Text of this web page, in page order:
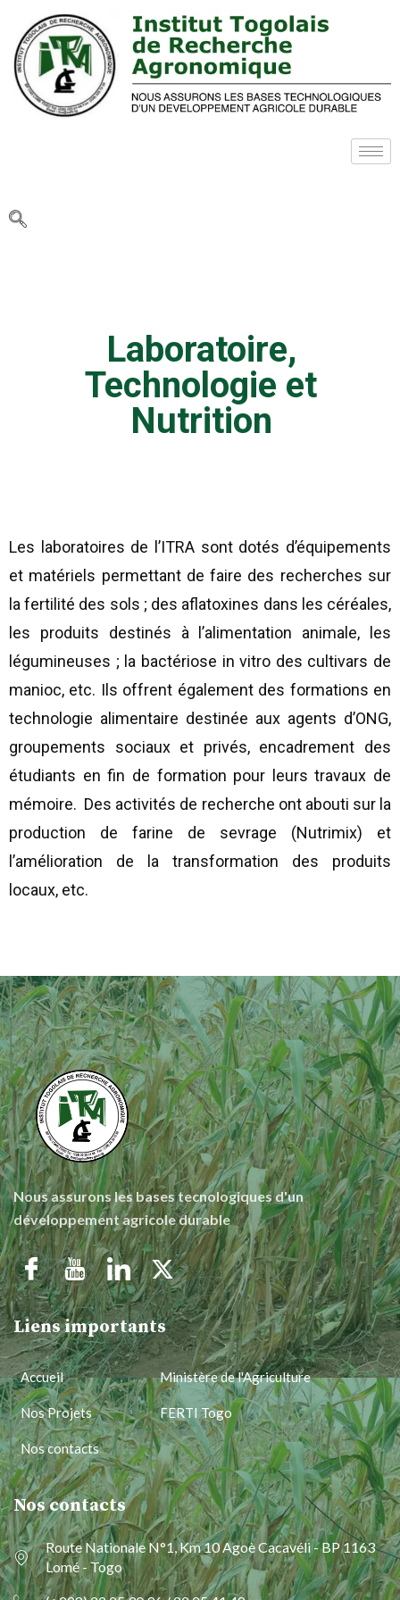
Laboratoire,
Technologie et
Nutrition
Les laboratoires de l’ITRA sont dotés d’équipements
et matériels permettant de faire des recherches sur
la fertilité des sols ; des aflatoxines dans les céréales,
les produits destinés à l’alimentation animale, les
légumineuses ; la bactériose in vitro des cultivars de
manioc, etc. Ils offrent également des formations en
technologie alimentaire destinée aux agents d’ONG,
groupements sociaux et privés, encadrement des
étudiants en fin de formation pour leurs travaux de
mémoire. Des activités de recherche ont abouti sur la
production de farine de sevrage (Nutrimix) et
l’amélioration de la transformation des produits
locaux, etc.
Nous assurons les bases tecnologiques d'un
développement agricole durable
Liens importants
Accueil
Nos Projets
Nos contacts
Ministère de l'Agriculture
FERTI Togo
Nos contacts
Route Nationale N°1, Km 10 Agoè Cacavéli - BP 1163
Lomé - Togo